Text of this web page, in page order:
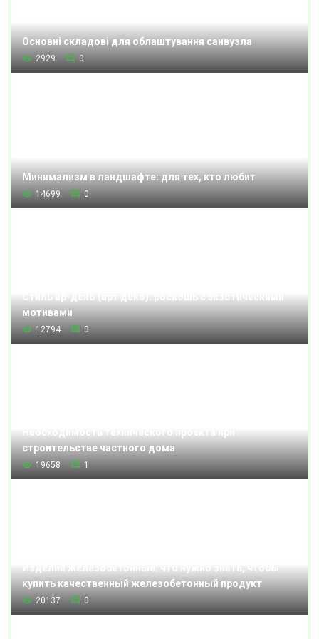
Основні складові для облаштування санвузла
2929 0
Минимализм в ландшафте: для тех, кто любит
14699 0
Стиль ар-деко (арт деко): роскошь с экзотическими
мотивами
12794 0
Необходимость технического проекта при
строительстве частного дома
19658 1
Изделия железобетонные: что нужно знать, чтобы
купить качественный железобетонный продукт
20137 0